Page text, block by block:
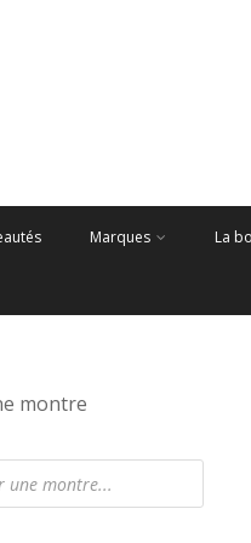
Marques La
montre